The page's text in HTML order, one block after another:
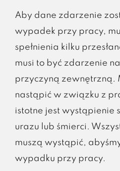
Aby dane zdarzenie
wypadek przy pracy,
spełnienia kilku
musi to być zdarzenie
przyczyną zewnętrzną.
nastąpić w związku z
istotne jest wystąpienie
urazu lub śmierci.
muszą wystąpić,
wypadku przy pracy.